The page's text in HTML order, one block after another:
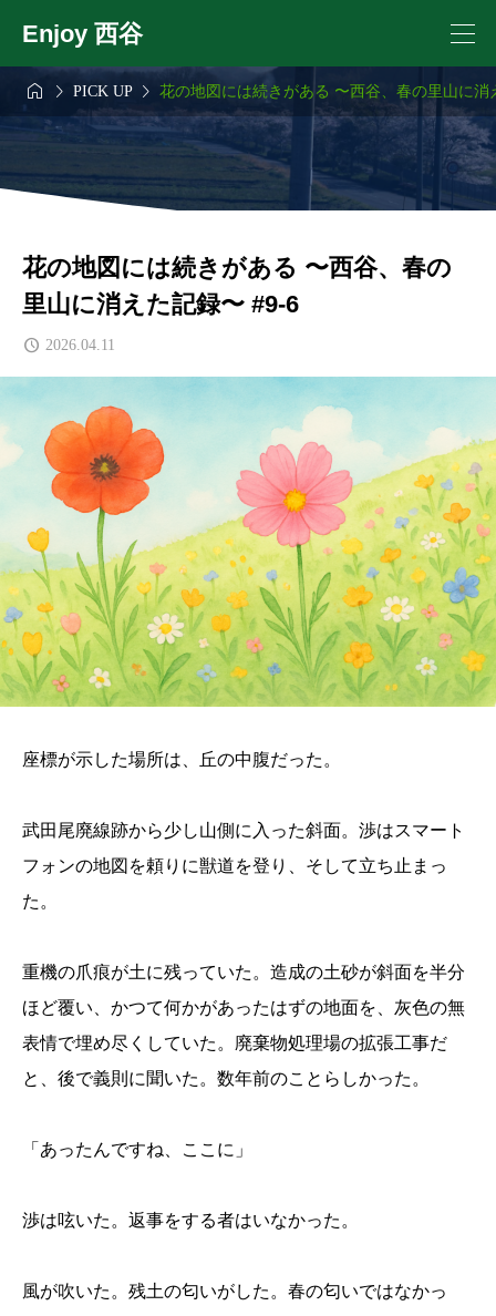
Enjoy 西谷
  PICK UP  花の地図には続きがある 〜西谷、春の里山に消
花の地図には続きがある 〜西谷、春の
里山に消えた記録〜 #9-6
2026.04.11
座標が示した場所は、丘の中腹だった。
武田尾廃線跡から少し山側に入った斜面。渉はスマート
フォンの地図を頼りに獣道を登り、そして立ち止まっ
た。
重機の爪痕が土に残っていた。造成の土砂が斜面を半分
ほど覆い、かつて何かがあったはずの地面を、灰色の無
表情で埋め尽くしていた。廃棄物処理場の拡張工事だ
と、後で義則に聞いた。数年前のことらしかった。
「あったんですね、ここに」
渉は呟いた。返事をする者はいなかった。
風が吹いた。残土の匂いがした。春の匂いではなかっ